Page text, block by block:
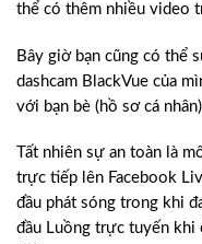
thể có thêm nhiều video
Bây giờ bạn cũng có thể
dashcam BlackVue của
với bạn bè (hồ sơ cá
Tất nhiên sự an toàn là
trực tiếp lên Facebook
đầu phát sóng trong khi
đầu Luồng trực tuyến khi